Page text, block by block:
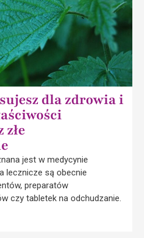
dla zdrowia i
jest w medycynie
lecznicze są obecnie
preparatów
czy tabletek na odchudzanie.